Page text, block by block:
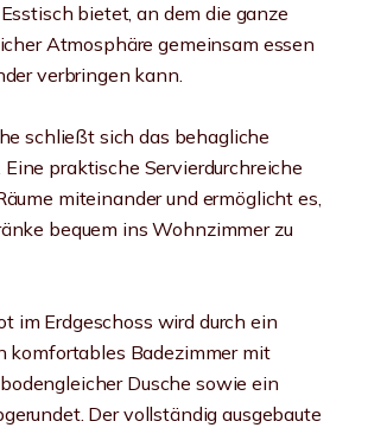
bietet, an dem die ganze
Atmosphäre gemeinsam essen
verbringen kann.
schließt sich das behagliche
praktische Servierdurchreiche
miteinander und ermöglicht es,
bequem ins Wohnzimmer zu
im Erdgeschoss wird durch ein
komfortables Badezimmer mit
Dusche sowie ein
Der vollständig ausgebaute